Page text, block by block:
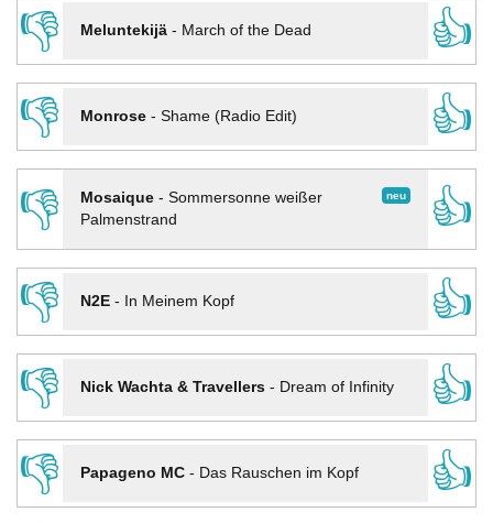
👎
Meluntekijä- March of the Dead
👍
👎
Monrose- Shame (Radio Edit)
👍
👎
neu
Mosaique- Sommersonne weißer
Palmenstrand
👍
👎
N2E- In Meinem Kopf
👍
👎
Nick Wachta & Travellers- Dream of Infinity
👍
👎
Papageno MC- Das Rauschen im Kopf
👍